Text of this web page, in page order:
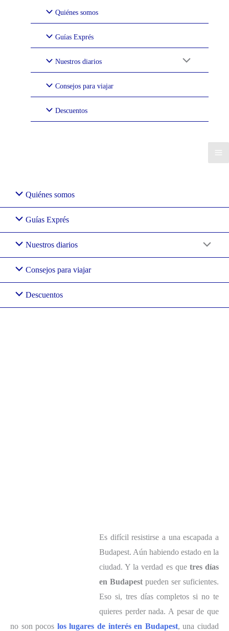
Quiénes somos
Guías Exprés
Nuestros diarios
Consejos para viajar
Descuentos
Quiénes somos
Guías Exprés
Nuestros diarios
Consejos para viajar
Descuentos
Es difícil resistirse a una escapada a
Budapest. Aún habiendo estado en la
ciudad. Y la verdad es que tres días
en Budapest pueden ser suficientes.
Eso si, tres días completos si no te
quieres perder nada. A pesar de que
no son pocos los lugares de interés en Budapest, una ciudad